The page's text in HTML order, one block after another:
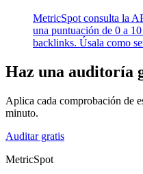
MetricSpot consulta la
una puntuación de 0 a
backlinks. Úsala como
Haz una auditoría
Aplica cada comprobación de
minuto.
Auditar gratis
MetricSpot